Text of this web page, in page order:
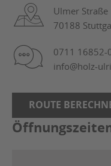
Ulmer Straße
70188
0711 16852-
info@holz-
ROUTE